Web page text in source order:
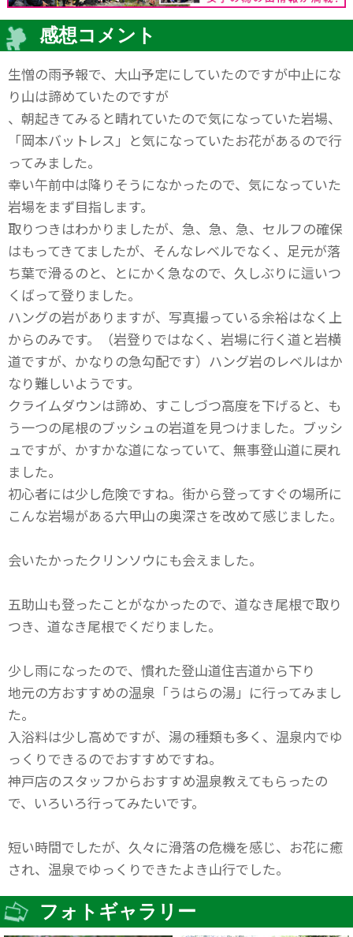
感想コメント
生憎の雨予報で、大山予定にしていたのですが中止にな
り山は諦めていたのですが
、朝起きてみると晴れていたので気になっていた岩場、
「岡本バットレス」と気になっていたお花があるので行
ってみました。
幸い午前中は降りそうになかったので、気になっていた
岩場をまず目指します。
取りつきはわかりましたが、急、急、急、セルフの確保
はもってきてましたが、そんなレベルでなく、足元が落
ち葉で滑るのと、とにかく急なので、久しぶりに這いつ
くばって登りました。
ハングの岩がありますが、写真撮っている余裕はなく上
からのみです。（岩登りではなく、岩場に行く道と岩横
道ですが、かなりの急勾配です）ハング岩のレベルはか
なり難しいようです。
クライムダウンは諦め、すこしづつ高度を下げると、も
う一つの尾根のブッシュの岩道を見つけました。ブッシ
ュですが、かすかな道になっていて、無事登山道に戻れ
ました。
初心者には少し危険ですね。街から登ってすぐの場所に
こんな岩場がある六甲山の奥深さを改めて感じました。
会いたかったクリンソウにも会えました。
五助山も登ったことがなかったので、道なき尾根で取り
つき、道なき尾根でくだりました。
少し雨になったので、慣れた登山道住吉道から下り
地元の方おすすめの温泉「うはらの湯」に行ってみまし
た。
入浴料は少し高めですが、湯の種類も多く、温泉内でゆ
っくりできるのでおすすめですね。
神戸店のスタッフからおすすめ温泉教えてもらったの
で、いろいろ行ってみたいです。
短い時間でしたが、久々に滑落の危機を感じ、お花に癒
され、温泉でゆっくりできたよき山行でした。
フォトギャラリー